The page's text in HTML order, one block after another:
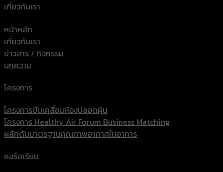
เกี่ยวกับเรา
หน้าหลัก
เกี่ยวกับเรา
ข่าวสาร / กิจกรรม
บทความ
โครงการ
โครงการขับเคลื่อนห้องปลอดฝุ่น
โครงการ Healthy Air Forum Business Matching
ผลักดันมาตรฐานคุณภาพอากาศในอาคาร
คอร์สเรียน